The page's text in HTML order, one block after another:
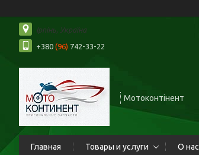
Ірпінь, Україна
+380 (96) 742-33-22
Мотоконтінент
Главная Товары и услуги О нас